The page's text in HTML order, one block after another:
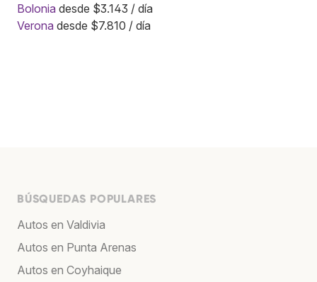
Bolonia desde $3.143 / día
Verona desde $7.810 / día
BÚSQUEDAS POPULARES
Autos en Valdivia
Autos en Punta Arenas
Autos en Coyhaique